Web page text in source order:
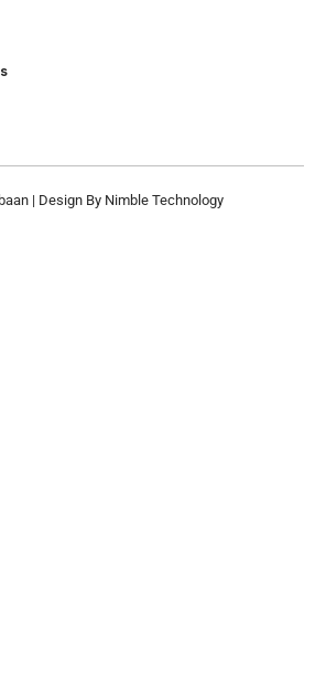
| Design By Nimble Technology